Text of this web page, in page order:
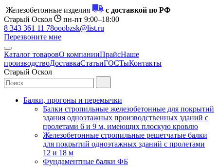
Железобетонные изделия
с доставкой по РФ
Старый Оскол
пн-пт 9:00–18:00
8 343 361 11 78ooobzsk@list.ru
Перезвоните мне
Каталог товаровО компанииПрайсНаше
производствоДоставкаСтатьиГОСТыКонтакты
Старый Оскол
Балки, прогоны и перемычки
Балки стропильные железобетонные для покрытий
здания одноэтажных производственных зданий с
пролетами 6 и 9 м, имеющих плоскую кровлю
Железобетонные стропильные решетчатые балки
для покрытий одноэтажных зданий с пролетами
12 и 18 м
Фундаментные балки ФБ